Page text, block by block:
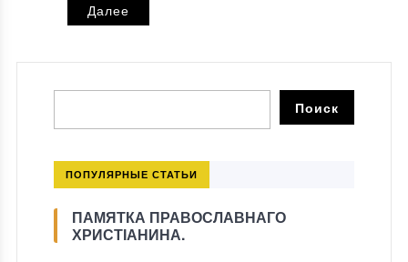
Далее
ПОПУЛЯРНЫЕ СТАТЬИ
ПАМЯТКА ПРАВОСЛАВНАГО
ХРИСТІАНИНА.